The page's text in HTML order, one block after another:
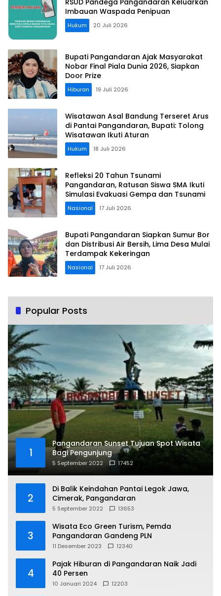
RSUD Pandega Pangandaran Keluarkan
Imbauan Waspada Penipuan
Hukum 20 Juli 2026
Bupati Pangandaran Ajak Masyarakat
Nobar Final Piala Dunia 2026, Siapkan
Door Prize
Hiburan 19 Juli 2026
Wisatawan Asal Bandung Terseret Arus
di Pantai Pangandaran, Bupati: Tolong
Wisatawan Ikuti Aturan
Hukum 18 Juli 2026
Refleksi 20 Tahun Tsunami
Pangandaran, Ratusan Siswa SMA Ikuti
Simulasi Evakuasi Gempa dan Tsunami
Nasional 17 Juli 2026
Bupati Pangandaran Siapkan Sumur Bor
dan Distribusi Air Bersih, Lima Desa Mulai
Terdampak Kekeringan
Nasional 17 Juli 2026
Popular Posts
1
Pangandaran Sunset Tujuan Spot Wisata
Bagi Pengunjung
5 September 2022 17452
2
Di Balik Keindahan Pantai Legok Jawa,
Cimerak, Pangandaran
5 September 2022 13653
3
Wisata Eco Green Turism, Pemda
Pangandaran Gandeng PLN
11 Desember 2023 12340
4
Pajak Hiburan di Pangandaran Naik Jadi
40 Persen
10 Januari 2024 12203